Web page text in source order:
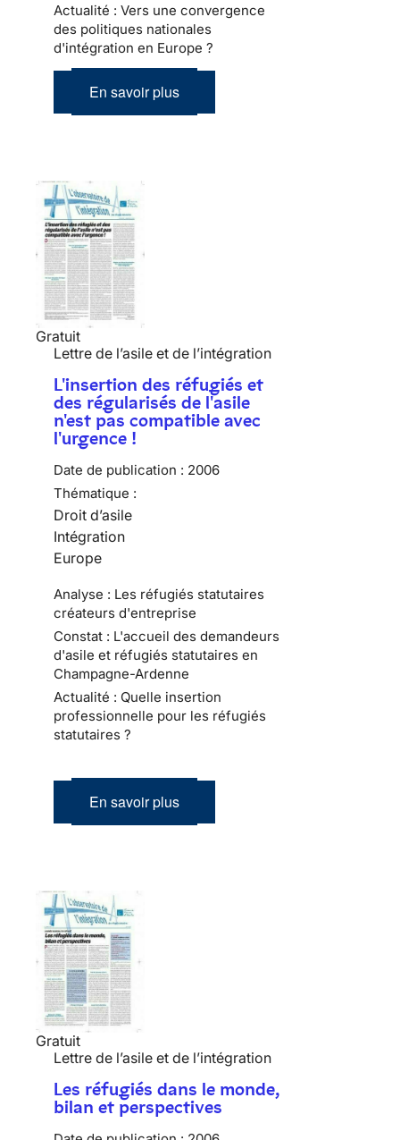
Actualité : Vers une convergence
des politiques nationales
d'intégration en Europe ?
En savoir plus
Gratuit
Lettre de l’asile et de l’intégration
L'insertion des réfugiés et
des régularisés de l'asile
n'est pas compatible avec
l'urgence !
Date de publication : 2006
Thématique :
Droit d’asile
Intégration
Europe
Analyse : Les réfugiés statutaires
créateurs d'entreprise
Constat : L'accueil des demandeurs
d'asile et réfugiés statutaires en
Champagne-Ardenne
Actualité : Quelle insertion
professionnelle pour les réfugiés
statutaires ?
En savoir plus
Gratuit
Lettre de l’asile et de l’intégration
Les réfugiés dans le monde,
bilan et perspectives